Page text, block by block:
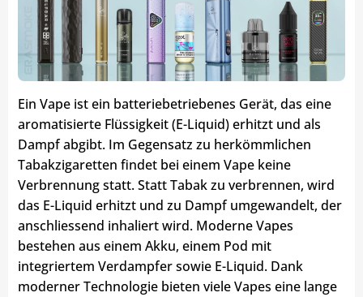
Ein Vape ist ein batteriebetriebenes Gerät, das eine
aromatisierte Flüssigkeit (E-Liquid) erhitzt und als
Dampf abgibt. Im Gegensatz zu herkömmlichen
Tabakzigaretten findet bei einem Vape keine
Verbrennung statt. Statt Tabak zu verbrennen, wird
das E-Liquid erhitzt und zu Dampf umgewandelt, der
anschliessend inhaliert wird. Moderne Vapes
bestehen aus einem Akku, einem Pod mit
integriertem Verdampfer sowie E-Liquid. Dank
moderner Technologie bieten viele Vapes eine lange